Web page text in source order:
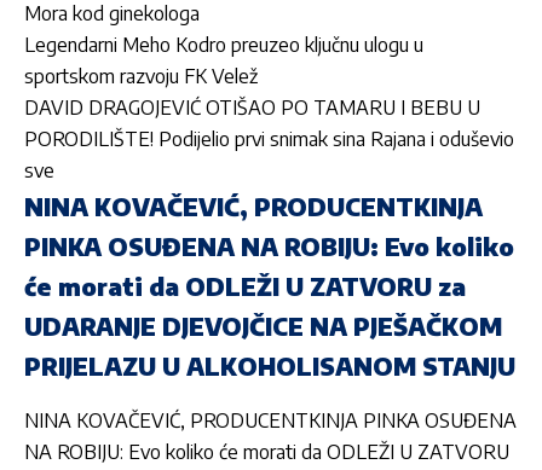
Mora kod ginekologa
Legendarni Meho Kodro preuzeo ključnu ulogu u
sportskom razvoju FK Velež
DAVID DRAGOJEVIĆ OTIŠAO PO TAMARU I BEBU U
PORODILIŠTE! Podijelio prvi snimak sina Rajana i oduševio
sve
NINA KOVAČEVIĆ, PRODUCENTKINJA
PINKA OSUĐENA NA ROBIJU: Evo koliko
će morati da ODLEŽI U ZATVORU za
UDARANJE DJEVOJČICE NA PJEŠAČKOM
PRIJELAZU U ALKOHOLISANOM STANJU
NINA KOVAČEVIĆ, PRODUCENTKINJA PINKA OSUĐENA
NA ROBIJU: Evo koliko će morati da ODLEŽI U ZATVORU